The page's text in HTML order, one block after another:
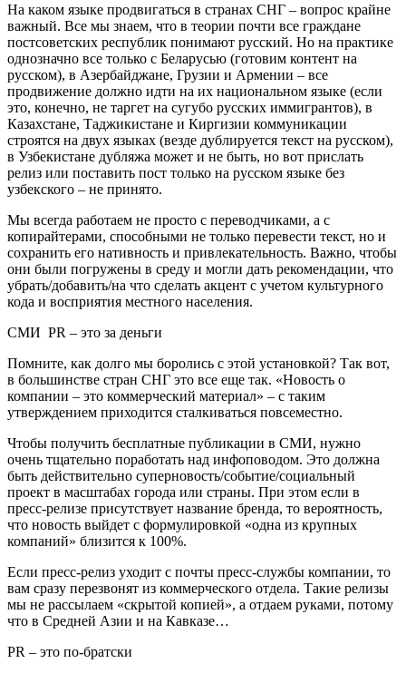
На каком языке продвигаться в странах СНГ – вопрос крайне
важный. Все мы знаем, что в теории почти все граждане
постсоветских республик понимают русский. Но на практике
однозначно все только с Беларусью (готовим контент на
русском), в Азербайджане, Грузии и Армении – все
продвижение должно идти на их национальном языке (если
это, конечно, не таргет на сугубо русских иммигрантов), в
Казахстане, Таджикистане и Киргизии коммуникации
строятся на двух языках (везде дублируется текст на русском),
в Узбекистане дубляжа может и не быть, но вот прислать
релиз или поставить пост только на русском языке без
узбекского – не принято.
Мы всегда работаем не просто с переводчиками, а с
копирайтерами, способными не только перевести текст, но и
сохранить его нативность и привлекательность. Важно, чтобы
они были погружены в среду и могли дать рекомендации, что
убрать/добавить/на что сделать акцент с учетом культурного
кода и восприятия местного населения.
СМИ PR – это за деньги
Помните, как долго мы боролись с этой установкой? Так вот,
в большинстве стран СНГ это все еще так. «Новость о
компании – это коммерческий материал» – с таким
утверждением приходится сталкиваться повсеместно.
Чтобы получить бесплатные публикации в СМИ, нужно
очень тщательно поработать над инфоповодом. Это должна
быть действительно суперновость/событие/социальный
проект в масштабах города или страны. При этом если в
пресс-релизе присутствует название бренда, то вероятность,
что новость выйдет с формулировкой «одна из крупных
компаний» близится к 100%.
Если пресс-релиз уходит с почты пресс-службы компании, то
вам сразу перезвонят из коммерческого отдела. Такие релизы
мы не рассылаем «скрытой копией», а отдаем руками, потому
что в Средней Азии и на Кавказе…
PR – это по-братски